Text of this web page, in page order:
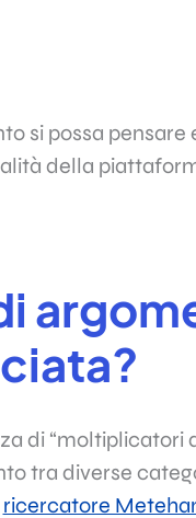
si possa pensare
della
di
tra diverse
ricercatore